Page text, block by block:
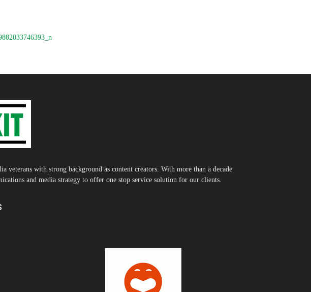
with strong background as content creators. With more than a decade
and media strategy to offer one stop service solution for our clients.